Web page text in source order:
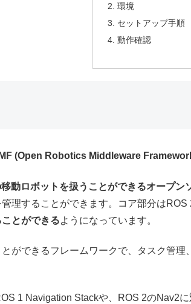
環境
セットアップ手順
動作確認
(Open Robotics Middleware
動ロボットを扱うことができるオープン
理することができます。コア部分はROS
とができるようになっています。
ができるフレームワークで、タスク管
1 Navigation Stackや、ROS 2のNav2